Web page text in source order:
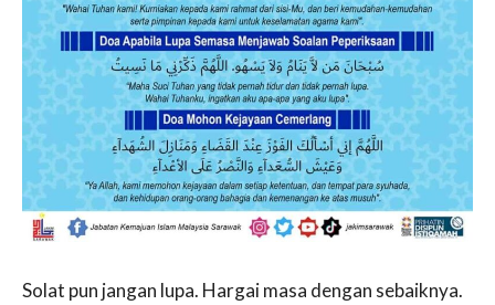
Solat pun jangan lupa. Hargai masa dengan sebaiknya.